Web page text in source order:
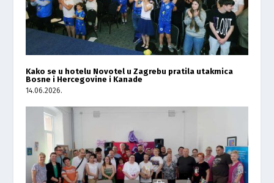
Kako se u hotelu Novotel u Zagrebu pratila utakmica
Bosne i Hercegovine i Kanade
14.06.2026.